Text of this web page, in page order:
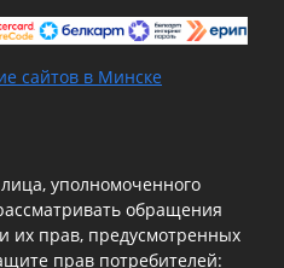
сайтов в Минске
уполномоченного
обращения
их прав, предусмотренных
прав потребителей: